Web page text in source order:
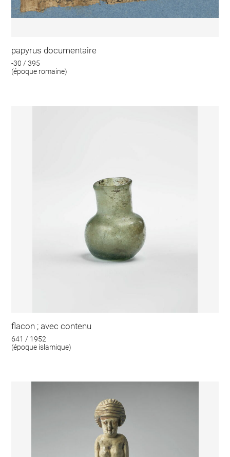
papyrus documentaire
-30 / 395
(époque romaine)
flacon ; avec contenu
641 / 1952
(époque islamique)